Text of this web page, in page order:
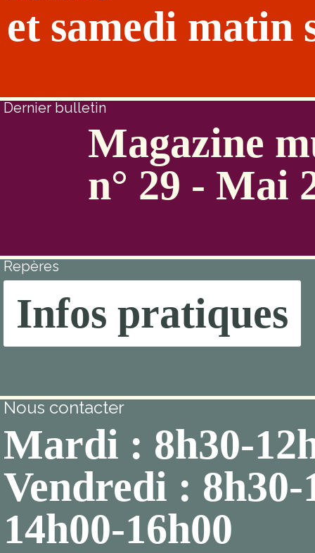
et samedi matin
Dernier bulletin
Magazine
n° 29 - Mai
Repères
Infos pratiques
Nous contacter
Mardi : 8h30-
Vendredi : 8h30-
14h00-16h00